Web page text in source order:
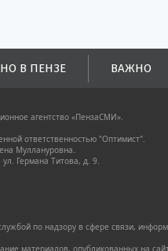
В ПЕНЗЕ ВАЖНО
агентство «ПензаСМИ».
ответственностью "Оптимист".
Муллануровна.
Германа Титова, д. 9.
по надзору в сфере связи,